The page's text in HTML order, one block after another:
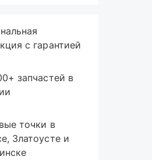
с гарантией
запчастей в
точки в
Златоусте и